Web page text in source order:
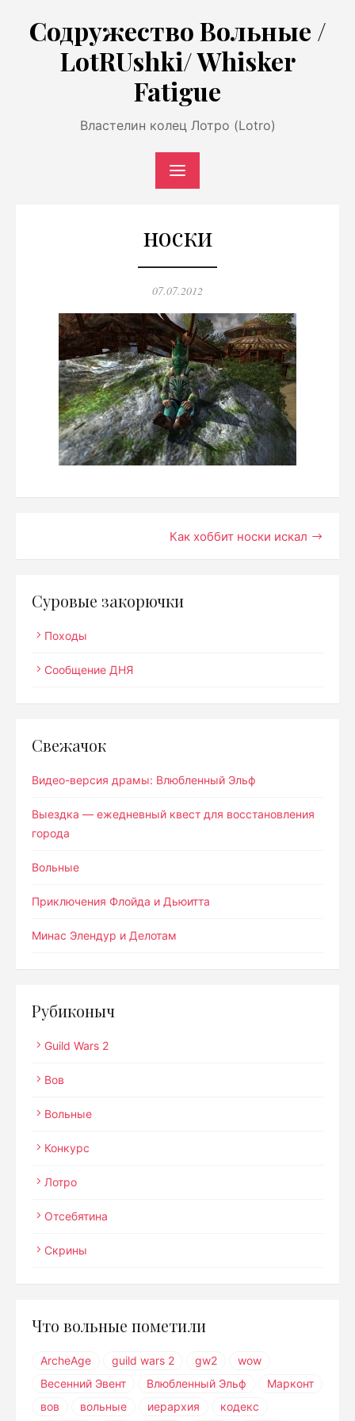
содержимому
Содружество Вольные /
LotRUshki/ Whisker
Fatigue
Властелин колец Лотро (Lotro)
носки
Опубликовано
07.07.2012
записям
Как хоббит носки искал
Суровые закорючки
Походы
Сообщение ДНЯ
Свежачок
Видео-версия драмы: Влюбленный Эльф
Выездка — ежедневный квест для восстановления
города
Вольные
Приключения Флойда и Дьюитта
Минас Элендур и Делотам
Рубиконыч
Guild Wars 2
Вов
Вольные
Конкурс
Лотро
Отсебятина
Скрины
Что вольные пометили
ArcheAge guild wars 2 gw2
wow
Весенний Эвент
Влюбленный Эльф
Марконт
вов
вольные иерархия кодекс